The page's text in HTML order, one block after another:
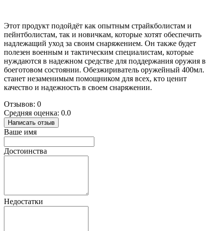
Этот продукт подойдёт как опытным страйкболистам и
пейнтболистам, так и новичкам, которые хотят обеспечить
надлежащий уход за своим снаряжением. Он также будет
полезен военным и тактическим специалистам, которые
нуждаются в надежном средстве для поддержания оружия в
боеготовом состоянии. Обезжириватель оружейный 400мл.
станет незаменимым помощником для всех, кто ценит
качество и надежность в своем снаряжении.
Отзывов: 0
Средняя оценка: 0.0
Написать отзыв
Ваше имя
Достоинства
Недостатки